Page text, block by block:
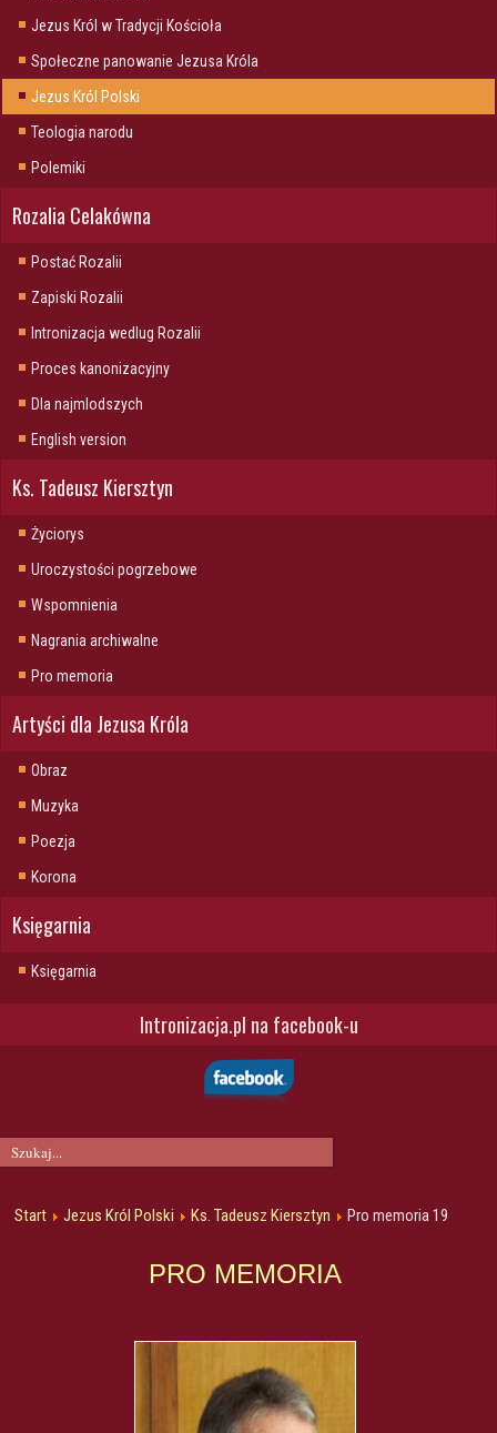
Jezus Król w Tradycji Kościoła
Społeczne panowanie Jezusa Króla
Jezus Król Polski
Teologia narodu
Polemiki
Rozalia Celakówna
Postać Rozalii
Zapiski Rozalii
Intronizacja wedlug Rozalii
Proces kanonizacyjny
Dla najmlodszych
English version
Ks. Tadeusz Kiersztyn
Życiorys
Uroczystości pogrzebowe
Wspomnienia
Nagrania archiwalne
Pro memoria
Artyści dla Jezusa Króla
Obraz
Muzyka
Poezja
Korona
Księgarnia
Księgarnia
Intronizacja.pl na facebook-u
Start Jezus Król Polski Ks. Tadeusz Kiersztyn Pro memoria 19
PRO MEMORIA